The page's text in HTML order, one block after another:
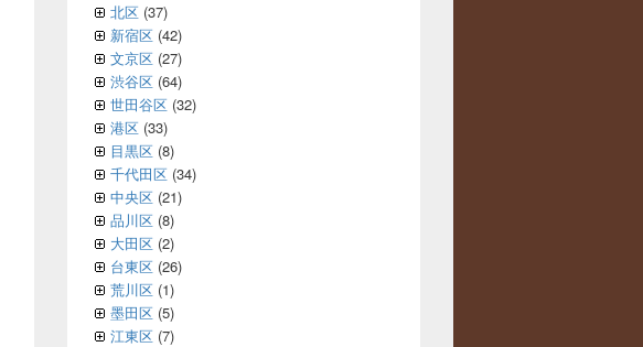
北区 (37)
新宿区 (42)
文京区 (27)
渋谷区 (64)
世田谷区 (32)
港区 (33)
目黒区 (8)
千代田区 (34)
中央区 (21)
品川区 (8)
大田区 (2)
台東区 (26)
荒川区 (1)
墨田区 (5)
江東区 (7)